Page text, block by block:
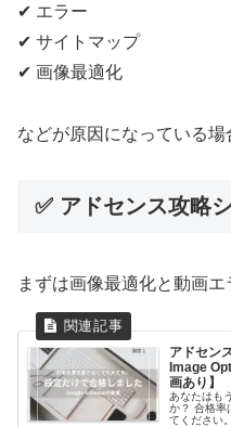
✔ エラー
✔ サイトマップ
✔ 画像最適化
などが原因になっている場
✅ アドセンス攻略
まずは画像最適化と動画
アドセン
Image
画あり】
あなたはも
か？ 合格率
てください